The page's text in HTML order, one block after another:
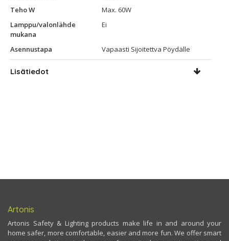
Teho W
Max. 60W
Lamppu/valonlähde
mukana
Ei
Asennustapa Vapaasti Sijoitettva Pöydälle
Lisätiedot
Artonis
Artonis Safety & Lighting products make life in and around your
home safer, more comfortable, easier and more fun. We offer smart